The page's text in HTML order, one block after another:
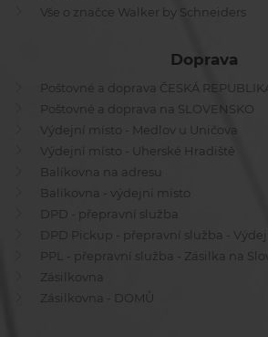
Vše o značce Walker by Schneiders
Doprava
Poštovné a doprava ČESKÁ
Poštovné a doprava na SLOVENSKO
Výdejní místo - Medlov u Uničova
Výdejní místo - Uherské Hradiště
Balíkovna na adresu
Balíkovna - výdejní místo
DPD - přepravní služba
DPD Pickup - přepravní služba -
PPL - přepravní služba - Zásilka na
Zásilkovna
Zásilkovna - DOMŮ